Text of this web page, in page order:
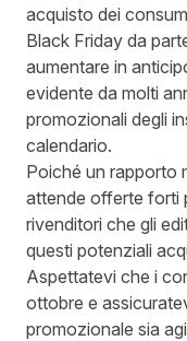
acquisto dei
Black Friday da
aumentare in
evidente da molti
promozionali degli
calendario.
Poiché un rapporto
attende offerte forti
rivenditori che gli
questi potenziali
Aspettatevi che i
ottobre e
promozionale sia